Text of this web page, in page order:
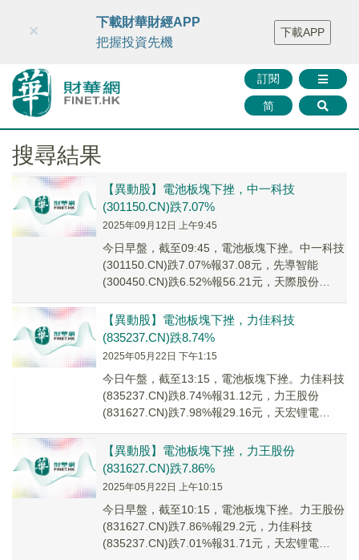
財華智庫網 FINTV FINMETA 財華證券 媒體矩陣
智庫沙龍
聯絡我們
訂閱
简
×
下載財華財經APP
把握投資先機
下載APP
搜尋結果
【異動股】電池板塊下挫，中一科技
(301150.CN)跌7.07%
2025年09月12日 上午9:45
今日早盤，截至09:45，電池板塊下挫。中一科技
(301150.CN)跌7.07%報37.08元，先導智能
(300450.CN)跌6.52%報56.21元，天際股份
【異動股】電池板塊下挫，力佳科技
(835237.CN)跌8.74%
2025年05月22日 下午1:15
今日午盤，截至13:15，電池板塊下挫。力佳科技
(835237.CN)跌8.74%報31.12元，力王股份
(831627.CN)跌7.98%報29.16元，天宏锂電
【異動股】電池板塊下挫，力王股份
(831627.CN)跌7.86%
2025年05月22日 上午10:15
今日早盤，截至10:15，電池板塊下挫。力王股份
(831627.CN)跌7.86%報29.2元，力佳科技
(835237.CN)跌7.01%報31.71元，天宏锂電